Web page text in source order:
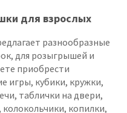
для взрослых
разнообразные
для розыгрышей и
приобрести
игры, кубики, кружки,
таблички на двери,
колокольчики, копилки,